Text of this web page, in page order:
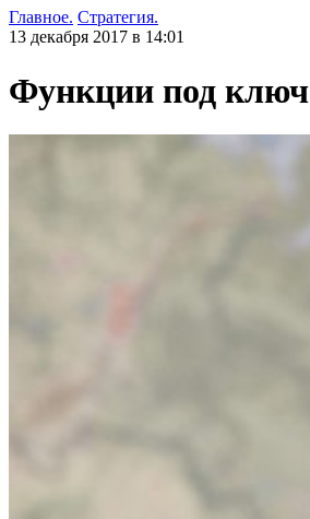
Главное. Стратегия.
13 декабря 2017 в 14:01
Функции под ключ